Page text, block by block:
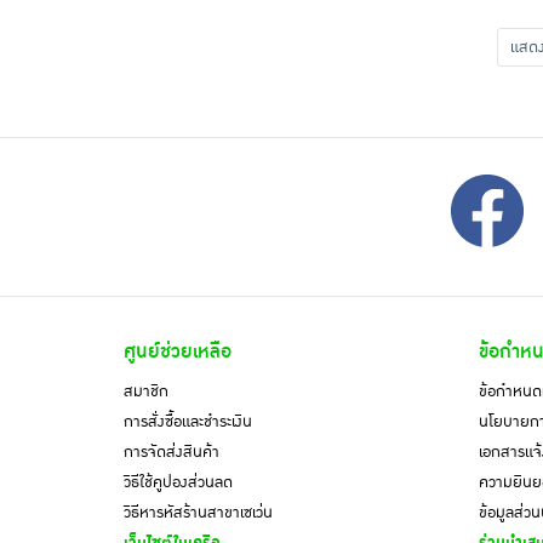
แสดง
ศูนย์ช่วยเหลือ
สมาชิก
การสั่งซื้อและชำระเงิน
การจัดส่งสินค้า
วิธีใช้คูปองส่วนลด
วิธีหารหัสร้านสาขาเซเว่น
ข้อกำห
ข้อกำหนด
นโยบายก
เอกสาร
ความยินย
ข้อมูลส่ว